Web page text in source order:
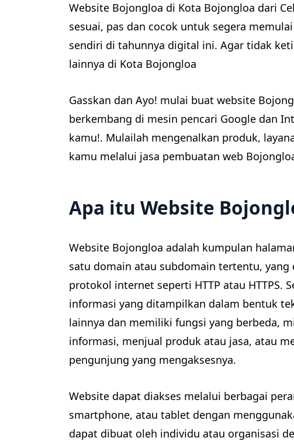
Website Bojongloa di Kota Bojongloa dari
sesuai, pas dan cocok untuk segera
sendiri di tahunnya digital ini. Agar tidak
lainnya di Kota Bojongloa
Gasskan dan Ayo! mulai buat website
berkembang di mesin pencari Google dan
kamu!. Mulailah mengenalkan produk,
kamu melalui jasa pembuatan web
Apa itu Website
Website Bojongloa adalah kumpulan
satu domain atau subdomain tertentu,
protokol internet seperti HTTP atau HTTPS.
informasi yang ditampilkan dalam bentuk
lainnya dan memiliki fungsi yang berbeda,
informasi, menjual produk atau jasa, atau
pengunjung yang mengaksesnya.
Website dapat diakses melalui berbagai
smartphone, atau tablet dengan
dapat dibuat oleh individu atau organisasi